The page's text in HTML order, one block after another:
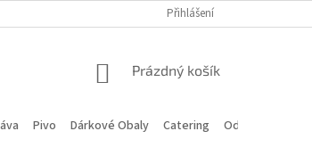
HODNOCENÍ OBCHODU
Přihlášení
NÁKUPNÍ
Prázdný košík
Pivo Dárkové Obaly Catering
Odstoupení od